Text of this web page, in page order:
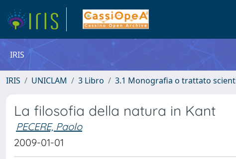
IRIS
IRIS UNICLAM 3 Libro 3.1 Monografia o trattato
La filosofia della natura in Kant
PECERE, Paolo
2009-01-01